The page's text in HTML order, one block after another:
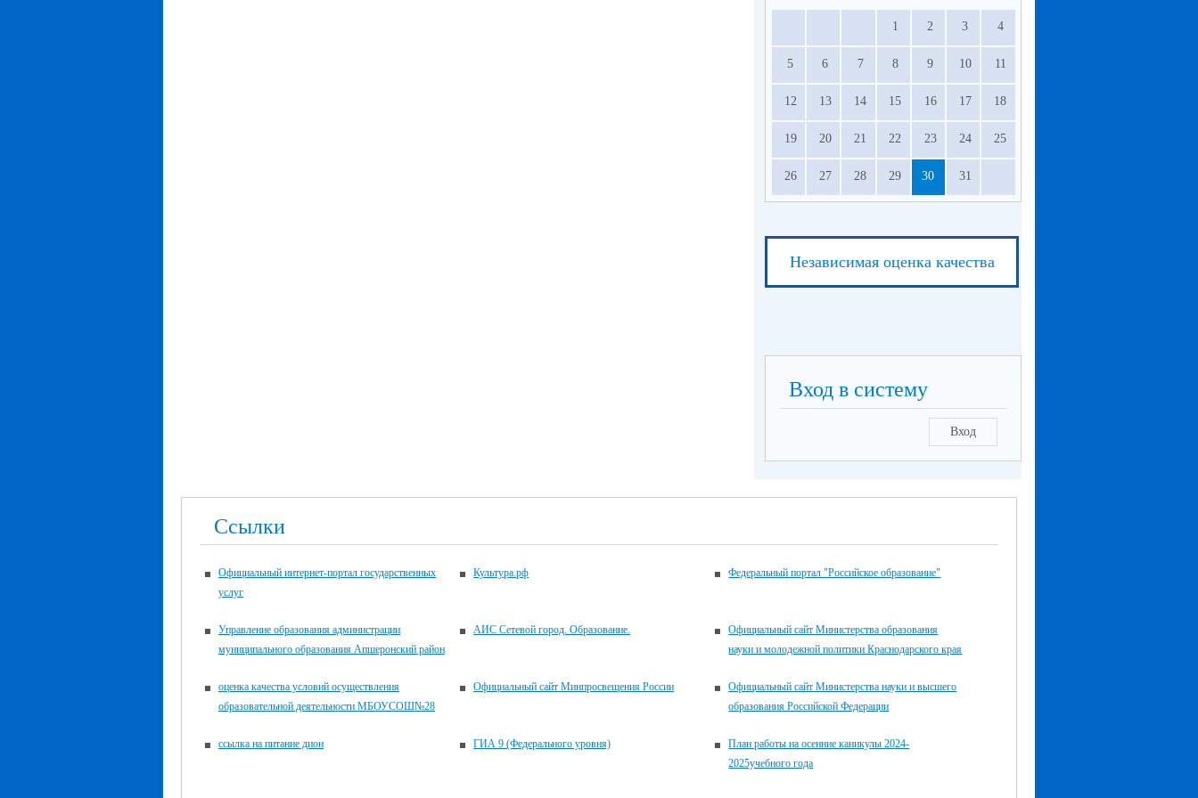
1 2 3 4
5 6 7 8 9 10 11
12 13 14 15 16 17 18
19 20 21 22 23 24 25
26 27 28 29 30 31
Независимая оценка качества
Вход в систему
Вход
Ссылки
Официальный интернет-портал государственных
услуг
Культура.рф Федеральный портал "Российское образование"
Управление образования администрации
муниципального образования Апшеронский район
АИС Сетевой город. Образование.
Официальный сайт Министерства образования
науки и молодежной политики Краснодарского края
оценка качества условий осуществления
образовательной деятельности МБОУСОШ№28
Официальный сайт Минпросвещения России
Официальный сайт Министерства науки и высшего
образования Российской Федерации
ссылка на питание дион ГИА 9 (Федерального уровня)
План работы на осенние каникулы 2024-
2025учебного года